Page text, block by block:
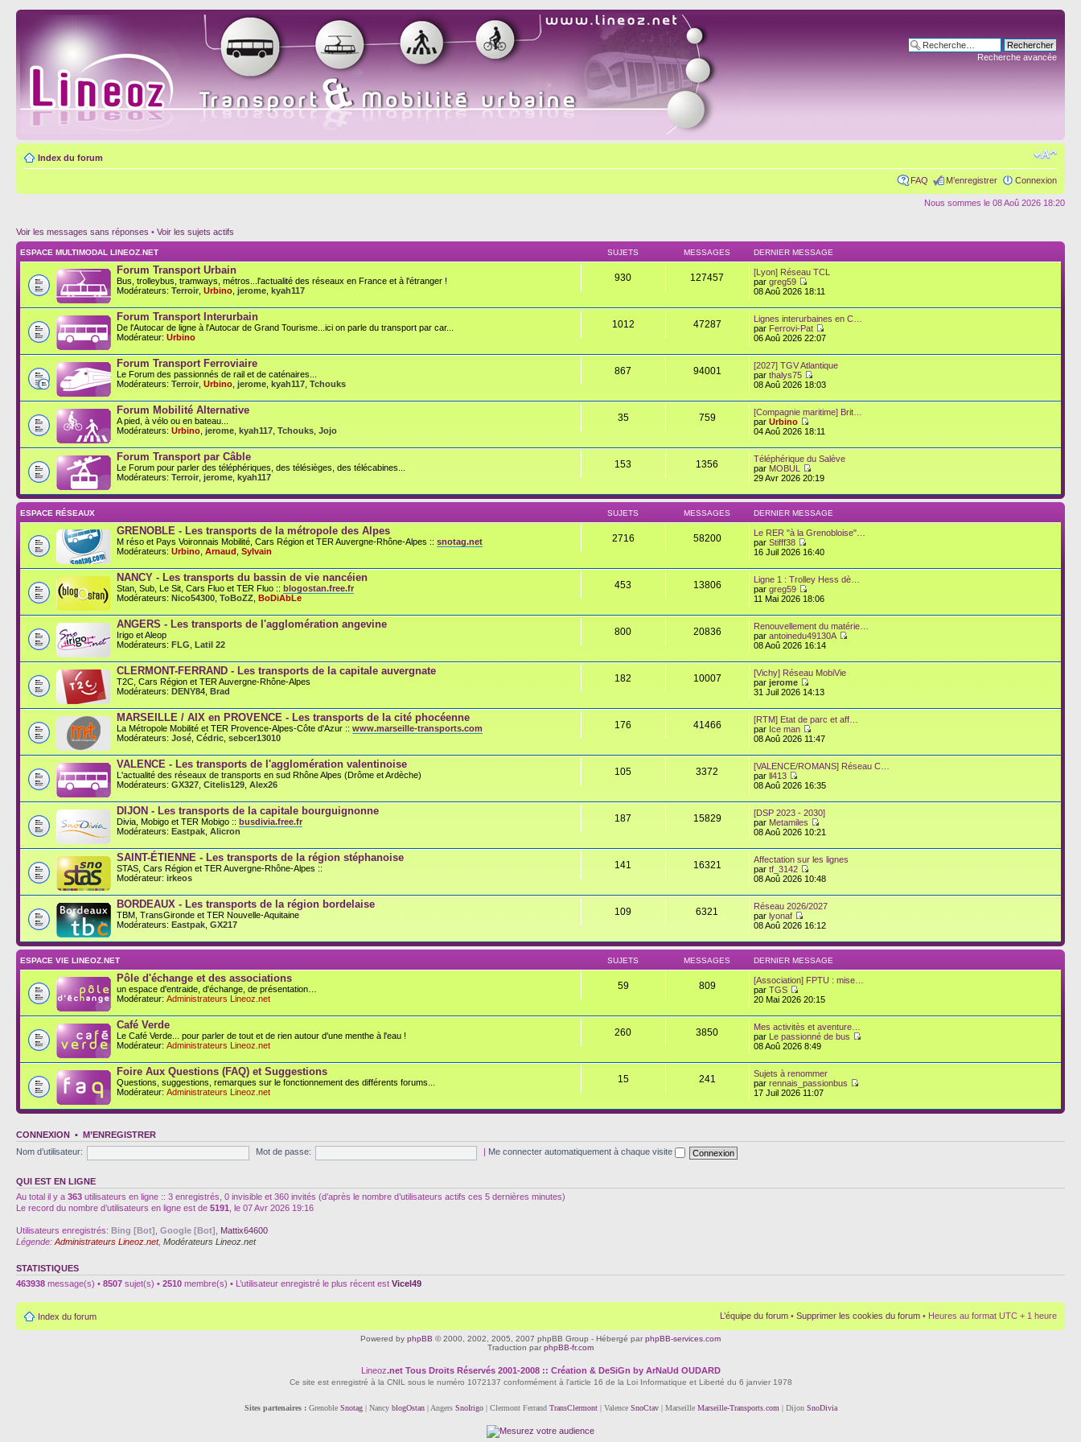
Recherche avancée
Index du forum
FAQ M’enregistrer Connexion
Nous sommes le 08 Aoû 2026 18:20
Voir les messages sans réponses • Voir les sujets actifs
ESPACE MULTIMODAL LINEOZ.NET SUJETS MESSAGES DERNIER MESSAGE
Forum Transport Urbain
Bus, trolleybus, tramways, métros...l'actualité des réseaux en France et à l'étranger !
Modérateurs: Terroir Urbino jerome kyah117
930 127457
[Lyon] Réseau TCL
pargreg59
08 Aoû 2026 18:11
Forum Transport Interurbain
De l'Autocar de ligne à l'Autocar de Grand Tourisme...ici on parle du transport par car...
Modérateur: Urbino
1012 47287
Lignes interurbaines en C…
par Ferrovi-Pat
06 Aoû 2026 22:07
Forum Transport Ferroviaire
Le Forum des passionnés de rail et de caténaires...
Modérateurs: Terroir Urbino jerome kyah117 Tchouks
867 94001
[2027] TGV Atlantique
parthalys75
08 Aoû 2026 18:03
Forum Mobilité Alternative
A pied, à vélo ou en bateau...
Modérateurs: Urbino jerome kyah117 Tchouks Jojo
35 759
[Compagnie maritime] Brit…
parUrbino
04 Aoû 2026 18:11
Forum Transport par Câble
Le Forum pour parler des téléphériques, des télésièges, des télécabines...
Modérateurs: Terroir jerome kyah117
153 1356
Téléphérique du Salève
par MOBUL
29 Avr 2026 20:19
ESPACE RÉSEAUX SUJETS MESSAGES DERNIER MESSAGE
GRENOBLE - Les transports de la métropole des Alpes
M réso et Pays Voironnais Mobilité, Cars Région et TER Auvergne-Rhône-Alpes :: snotag.net
Modérateurs: Urbino Arnaud Sylvain
2716 58200
Le RER "à la Grenobloise"…
parStifff38
16 Juil 2026 16:40
NANCY - Les transports du bassin de vie nancéien
Stan, Sub, Le Sit, Cars Fluo et TER Fluo :: blogostan.free.fr
Modérateurs: Nico54300 ToBoZZ BoDiAbLe
453 13806
Ligne 1 : Trolley Hess dè…
pargreg59
11 Mai 2026 18:06
ANGERS - Les transports de l'agglomération angevine
Irigo et Aleop
Modérateurs: FLG Latil 22
800 20836
Renouvellement du matérie…
parantoinedu49130A
08 Aoû 2026 16:14
CLERMONT-FERRAND - Les transports de la capitale auvergnate
T2C, Cars Région et TER Auvergne-Rhône-Alpes
Modérateurs: DENY84 Brad
182 10007
[Vichy] Réseau MobiVie
parjerome
31 Juil 2026 14:13
MARSEILLE / AIX en PROVENCE - Les transports de la cité phocéenne
La Métropole Mobilité et TER Provence-Alpes-Côte d'Azur :: www.marseille-transports.com
Modérateurs: José Cédric sebcer13010
176 41466
[RTM] Etat de parc et aff…
par Ice man
08 Aoû 2026 11:47
VALENCE - Les transports de l'agglomération valentinoise
L'actualité des réseaux de transports en sud Rhône Alpes (Drôme et Ardèche)
Modérateurs: GX327 Citelis129 Alex26
105 3372
[VALENCE/ROMANS] Réseau C…
parll413
08 Aoû 2026 16:35
DIJON - Les transports de la capitale bourguignonne
Divia, Mobigo et TER Mobigo :: busdivia.free.fr
Modérateurs: Eastpak Alicron
187 15829
[DSP 2023 - 2030]
par Metamiles
08 Aoû 2026 10:21
SAINT-ÉTIENNE - Les transports de la région stéphanoise
STAS, Cars Région et TER Auvergne-Rhône-Alpes ::
Modérateur: irkeos
141 16321
Affectation sur les lignes
partf_3142
08 Aoû 2026 10:48
BORDEAUX - Les transports de la région bordelaise
TBM, TransGironde et TER Nouvelle-Aquitaine
Modérateurs: Eastpak GX217
109 6321
Réseau 2026/2027
parlyonaf
08 Aoû 2026 16:12
ESPACE VIE LINEOZ.NET SUJETS MESSAGES DERNIER MESSAGE
Pôle d'échange et des associations
un espace d'entraide, d'échange, de présentation…
Modérateur: Administrateurs Lineoz.net
59 809
[Association] FPTU : mise…
parTGS
20 Mai 2026 20:15
Café Verde
Le Café Verde... pour parler de tout et de rien autour d'une menthe à l'eau !
Modérateur: Administrateurs Lineoz.net
260 3850
Mes activitès et aventure…
par Le passionné de bus
08 Aoû 2026 8:49
Foire Aux Questions (FAQ) et Suggestions
Questions, suggestions, remarques sur le fonctionnement des différents forums...
Modérateur: Administrateurs Lineoz.net
15 241
Sujets à renommer
parrennais_passionbus
17 Juil 2026 11:07
CONNEXION • M’ENREGISTRER
Nom d’utilisateur:
Mot de passe: Me connecter automatiquement à chaque visite
QUI EST EN LIGNE
Au total il y a 363 utilisateurs en ligne :: 3 enregistrés, 0 invisible et 360 invités (d’après le nombre d’utilisateurs actifs ces 5 dernières minutes)
Le record du nombre d’utilisateurs en ligne est de 5191 , le 07 Avr 2026 19:16
Utilisateurs enregistrés: Bing [Bot] Google [Bot]
Mattix64600
Légende: Administrateurs Lineoz.net, Modérateurs Lineoz.net
STATISTIQUES
463938 message(s) • 8507 sujet(s) • 2510 membre(s) • L’utilisateur enregistré le plus récent est Vicel49
Index du forum L’équipe du forum • Supprimer les cookies du forum • Heures au format UTC + 1 heure
Powered by phpBB © 2000, 2002, 2005, 2007 phpBB Group - Hébergé par phpBB-services.com
Traduction par phpBB-fr.com
Lineoz.netTous Droits Réservés 2001-2008 :: Création & DeSiGn by ArNaUd OUDARD
Ce site est enregistré à la CNIL sous le numéro 1072137 conformément à l'article 16 de la Loi Informatique et Liberté du 6 janvier 1978
Sites partenaires :Grenoble Snotag| Nancy blogOstan| Angers SnoIrigo| Clermont Ferrand TransClermont| Valence SnoCtav| Marseille Marseille-Transports.com | Dijon SnoDivia